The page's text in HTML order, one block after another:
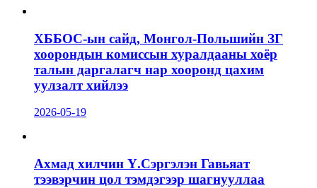
ХББОС-ын сайд, Монгол-Польшийн ЗГ
хоорондын комиссын хуралдааны хоёр
талын даргалагч нар хооронд цахим
уулзалт хийлээ
2026-05-19
Ахмад хилчин Ү.Сэргэлэн Гавьяат
тээвэрчин цол тэмдэгээр шагнууллаа